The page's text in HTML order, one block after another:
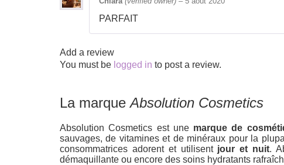
PARFAIT
Add a review
You must be logged in to post a review.
La marqueAbsolution Cosmetics
Absolution Cosmetics est une marque de
sauvages, de vitamines et de minéraux pour la
consommatrices adorent et utilisent jour et nuit.
démaquillante ou encore des soins hydratants